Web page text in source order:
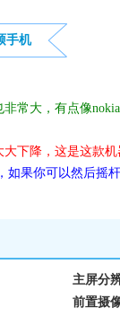
手机
常大，有点像
下降，这是这款
果你可以然后摇
主屏分
前置摄